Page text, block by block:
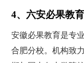
4、六安必果教育
安徽必果教育是专
合肥分校。机构致